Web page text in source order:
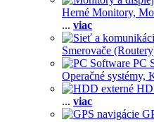
Herné Monitory,
... viac
Smerovače
PC
Operačné systémy,
... viac